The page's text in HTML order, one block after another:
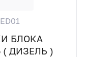
БЛОКА
( ДИЗЕЛЬ )